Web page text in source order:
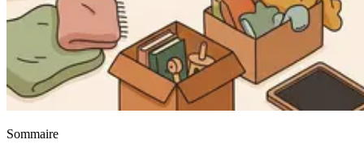
Sommaire